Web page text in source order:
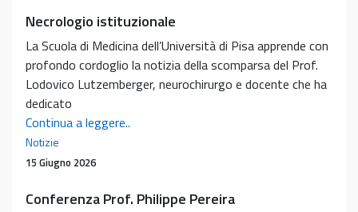
Necrologio istituzionale
La Scuola di Medicina dell’Università di Pisa apprende con
profondo cordoglio la notizia della scomparsa del Prof.
Lodovico Lutzemberger, neurochirurgo e docente che ha
dedicato
Continua a leggere..
Notizie
15 Giugno 2026
Conferenza Prof. Philippe Pereira